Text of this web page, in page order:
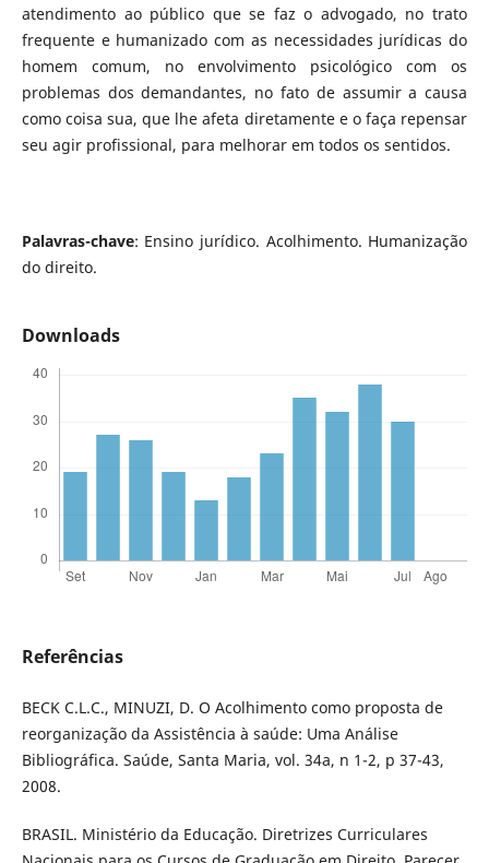
atendimento ao público que se faz o advogado, no trato
frequente e humanizado com as necessidades jurídicas do
homem comum, no envolvimento psicológico com os
problemas dos demandantes, no fato de assumir a causa
como coisa sua, que lhe afeta diretamente e o faça repensar
seu agir profissional, para melhorar em todos os sentidos.
Palavras-chave: Ensino jurídico. Acolhimento. Humanização
do direito.
Downloads
Referências
BECK C.L.C., MINUZI, D. O Acolhimento como proposta de
reorganização da Assistência à saúde: Uma Análise
Bibliográfica. Saúde, Santa Maria, vol. 34a, n 1-2, p 37-43,
2008.
BRASIL. Ministério da Educação. Diretrizes Curriculares